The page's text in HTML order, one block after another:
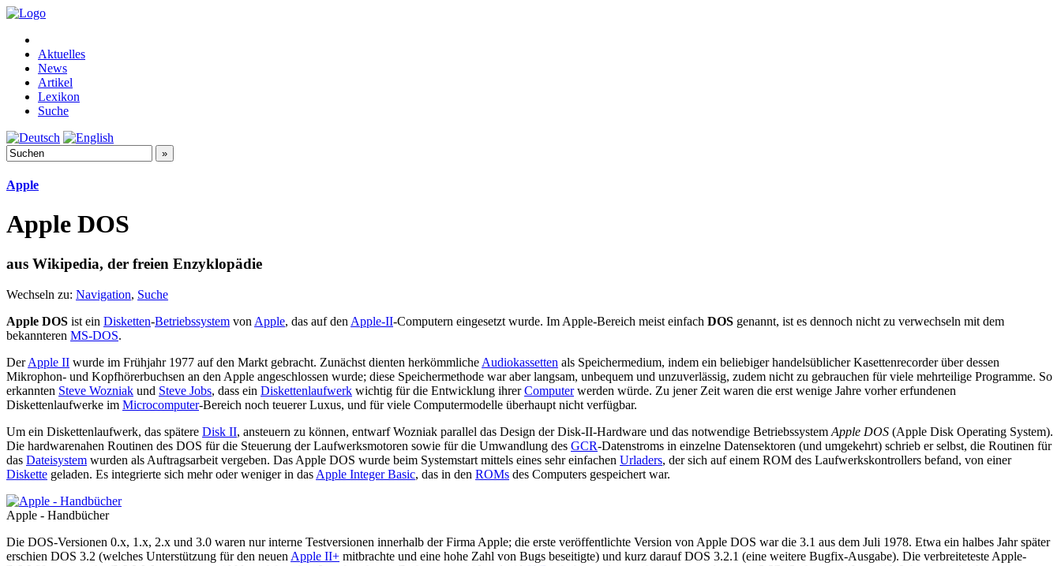
Aktuelles
News
Artikel
Lexikon
Suche
Apple
Apple DOS
aus Wikipedia, der freien Enzyklopädie
Wechseln zu: Navigation, Suche
Apple DOS ist ein Disketten-Betriebssystem von Apple, das auf den Apple-II-Computern eingesetzt wurde. Im Apple-Bereich meist einfach DOS genannt, ist es dennoch nicht zu verwechseln mit dem
bekannteren MS-DOS.
DerApple II wurde im Frühjahr 1977 auf den Markt gebracht. Zunächst dienten herkömmliche Audiokassetten als Speichermedium, indem ein beliebiger handelsüblicher Kasettenrecorder über dessen
Mikrophon- und Kopfhörerbuchsen an den Apple angeschlossen wurde; diese Speichermethode war aber langsam, unbequem und unzuverlässig, zudem nicht zu gebrauchen für viele mehrteilige Programme. So
erkannten Steve Wozniak und Steve Jobs, dass ein Diskettenlaufwerk wichtig für die Entwicklung ihrerComputerwerden würde. Zu jener Zeit waren die erst wenige Jahre vorher erfundenen
Diskettenlaufwerke im Microcomputer-Bereich noch teuerer Luxus, und für viele Computermodelle überhaupt nicht verfügbar.
Um ein Diskettenlaufwerk, das spätere Disk II, ansteuern zu können, entwarf Wozniak parallel das Design der Disk-II-Hardware und das notwendige Betriebssystem Apple DOS (Apple Disk Operating System).
Die hardwarenahen Routinen des DOS für die Steuerung der Laufwerksmotoren sowie für die Umwandlung des GCR-Datenstroms in einzelne Datensektoren (und umgekehrt) schrieb er selbst, die Routinen für
das Dateisystem wurden als Auftragsarbeit vergeben. Das Apple DOS wurde beim Systemstart mittels eines sehr einfachen Urladers, der sich auf einem ROM des Laufwerkskontrollers befand, von einer
Diskette geladen. Es integrierte sich mehr oder weniger in das Apple Integer Basic, das in den ROMs des Computers gespeichert war.
Apple - Handbücher
Die DOS-Versionen 0.x, 1.x, 2.x und 3.0 waren nur interne Testversionen innerhalb der Firma Apple; die erste veröffentlichte Version von Apple DOS war die 3.1 aus dem Juli 1978. Etwa ein halbes Jahr später
erschien DOS 3.2 (welches Unterstützung für den neuen Apple II+ mitbrachte und eine hohe Zahl von Bugs beseitigte) und kurz darauf DOS 3.2.1 (eine weitere Bugfix-Ausgabe). Die verbreiteteste Apple-